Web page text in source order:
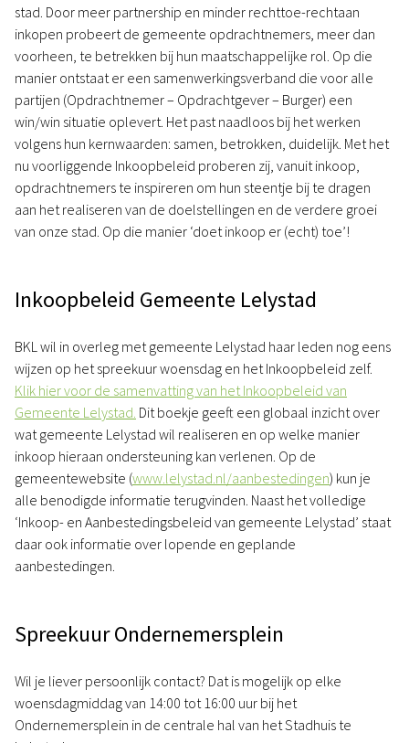
stad. Door meer partnership en minder rechttoe-rechtaan
inkopen probeert de gemeente opdrachtnemers, meer dan
voorheen, te betrekken bij hun maatschappelijke rol. Op die
manier ontstaat er een samenwerkingsverband die voor alle
partijen (Opdrachtnemer – Opdrachtgever – Burger) een
win/win situatie oplevert. Het past naadloos bij het werken
volgens hun kernwaarden: samen, betrokken, duidelijk. Met het
nu voorliggende Inkoopbeleid proberen zij, vanuit inkoop,
opdrachtnemers te inspireren om hun steentje bij te dragen
aan het realiseren van de doelstellingen en de verdere groei
van onze stad. Op die manier ‘doet inkoop er (echt) toe’!
Inkoopbeleid Gemeente Lelystad
BKL wil in overleg met gemeente Lelystad haar leden nog eens
wijzen op het spreekuur woensdag en het Inkoopbeleid zelf.
Klik hier voor de samenvatting van het Inkoopbeleid van
Gemeente Lelystad. Dit boekje geeft een globaal inzicht over
wat gemeente Lelystad wil realiseren en op welke manier
inkoop hieraan ondersteuning kan verlenen. Op de
gemeentewebsite (www.lelystad.nl/aanbestedingen) kun je
alle benodigde informatie terugvinden. Naast het volledige
‘Inkoop- en Aanbestedingsbeleid van gemeente Lelystad’ staat
daar ook informatie over lopende en geplande
aanbestedingen.
Spreekuur Ondernemersplein
Wil je liever persoonlijk contact? Dat is mogelijk op elke
woensdagmiddag van 14:00 tot 16:00 uur bij het
Ondernemersplein in de centrale hal van het Stadhuis te